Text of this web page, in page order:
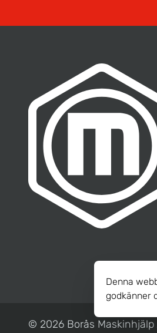
© 2026 Borås Maskinhjälp
Denna
godkänner